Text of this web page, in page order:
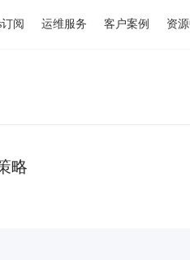
订阅 运维服务 客户案例 资
略